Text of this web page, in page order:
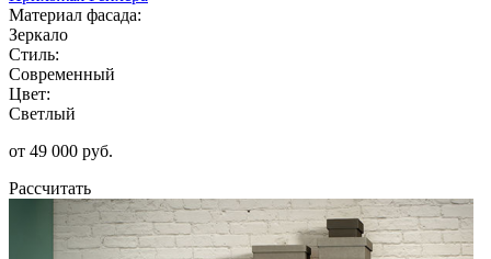
Материал фасада:
Зеркало
Стиль:
Современный
Цвет:
Светлый
от 49 000 руб.
Рассчитать